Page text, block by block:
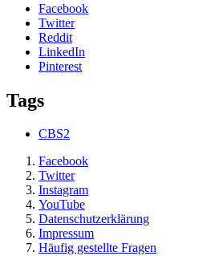
Facebook
Twitter
Reddit
LinkedIn
Pinterest
Tags
CBS2
Facebook
Twitter
Instagram
YouTube
Datenschutzerklärung
Impressum
Häufig gestellte Fragen